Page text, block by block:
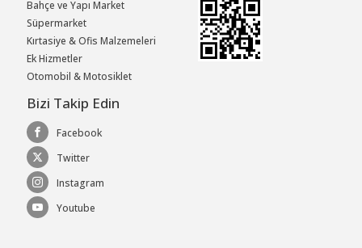
Bahçe ve Yapı Market
Süpermarket
Kırtasiye & Ofis Malzemeleri
Ek Hizmetler
Otomobil & Motosiklet
Bizi Takip Edin
Facebook
Twitter
Instagram
Youtube